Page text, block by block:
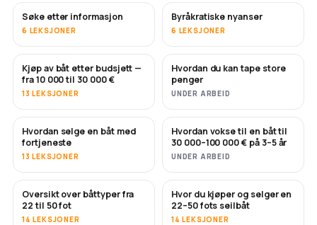
Søke etter informasjon
6 LEKSJONER
Byråkratiske nyanser
6 LEKSJONER
SNART
Kjøp av båt etter budsjett —
fra 10 000 til 30 000 €
13 LEKSJONER
SNART
Hvordan du kan tape store
penger
UNDER ARBEID
NYTT
Hvordan selge en båt med
fortjeneste
13 LEKSJONER
NYTT
Hvordan vokse til en båt til
30 000–100 000 € på 3–5 år
UNDER ARBEID
SNART
Oversikt over båttyper fra
22 til 50 fot
14 LEKSJONER
SNART
Hvor du kjøper og selger en
22–50 fots seilbåt
14 LEKSJONER